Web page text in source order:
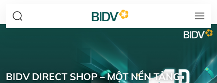
BIDV DIRECT SHOP – MỘT NỀN TẢNG,